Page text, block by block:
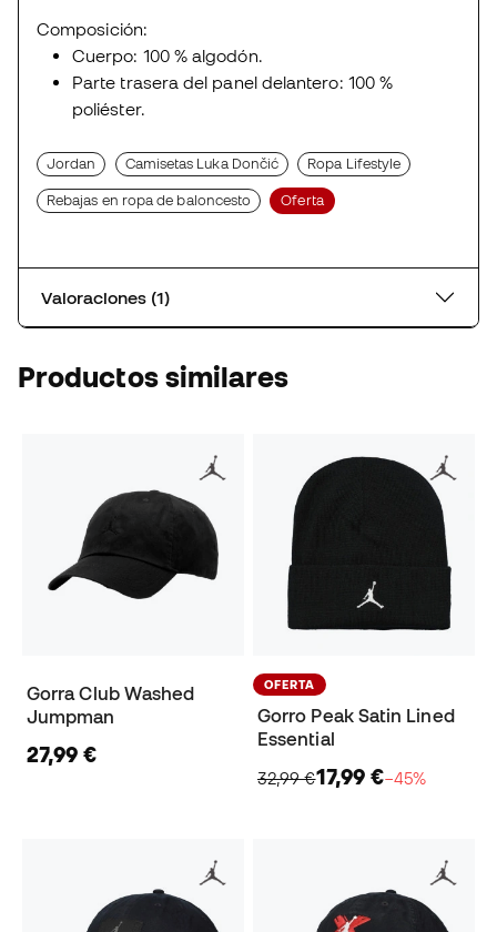
Composición:
Cuerpo: 100 % algodón.
Parte trasera del panel delantero: 100 %
poliéster.
Jordan Camisetas Luka Dončić Ropa Lifestyle
Rebajas en ropa de baloncesto Oferta
Valoraciones (1)
Productos similares
Gorra Club Washed
Jumpman
27,99 €
OFERTA
Gorro Peak Satin Lined
Essential
32,99 €17,99 €−45%